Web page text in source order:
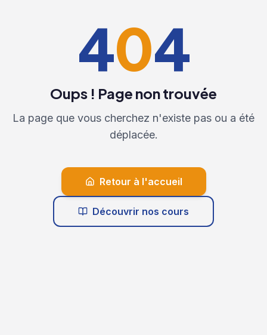
404
Oups ! Page non trouvée
La page que vous cherchez n'existe pas ou a été
déplacée.
Retour à l'accueil
Découvrir nos cours